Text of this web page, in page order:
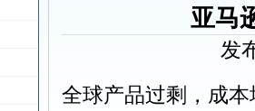
亚马
发
全球产品过剩，成